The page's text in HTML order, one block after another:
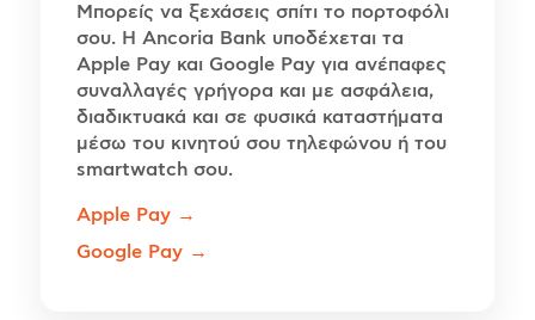
Μπορείς να ξεχάσεις σπίτι το πορτοφόλι
σου. Η Ancoria Bank υποδέχεται τα
Apple Pay και Google Pay για ανέπαφες
συναλλαγές γρήγορα και με ασφάλεια,
διαδικτυακά και σε φυσικά καταστήματα
μέσω του κινητού σου τηλεφώνου ή του
smartwatch σου.
Apple Pay →
Google Pay →